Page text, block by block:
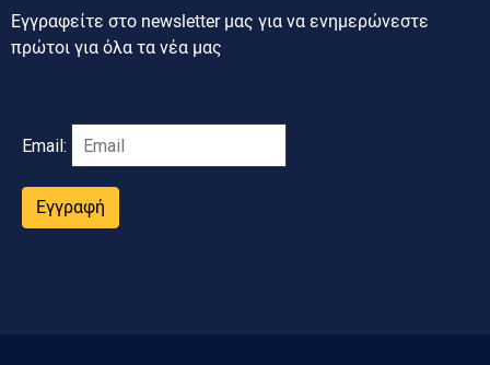
Εγγραφείτε στο newsletter μας για να ενημερώνεστε
πρώτοι για όλα τα νέα μας
Email:
Εγγραφή